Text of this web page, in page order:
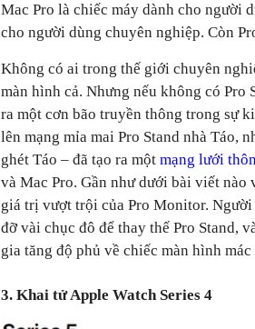
Mac Pro là chiếc máy dành cho người
cho người dùng chuyên nghiệp. Còn
Không có ai trong thế giới chuyên
màn hình cả. Nhưng nếu không có Pro
ra một cơn bão truyền thông trong sự
lên mạng mỉa mai Pro Stand nhà Táo,
ghét Táo – đã tạo ra một mạng lưới
và Mac Pro. Gần như dưới bài viết nào
giá trị vượt trội của Pro Monitor.
đỡ vài chục đô để thay thế Pro Stand,
gia tăng độ phủ về chiếc màn hình
3. Khai tử Apple Watch Series 4